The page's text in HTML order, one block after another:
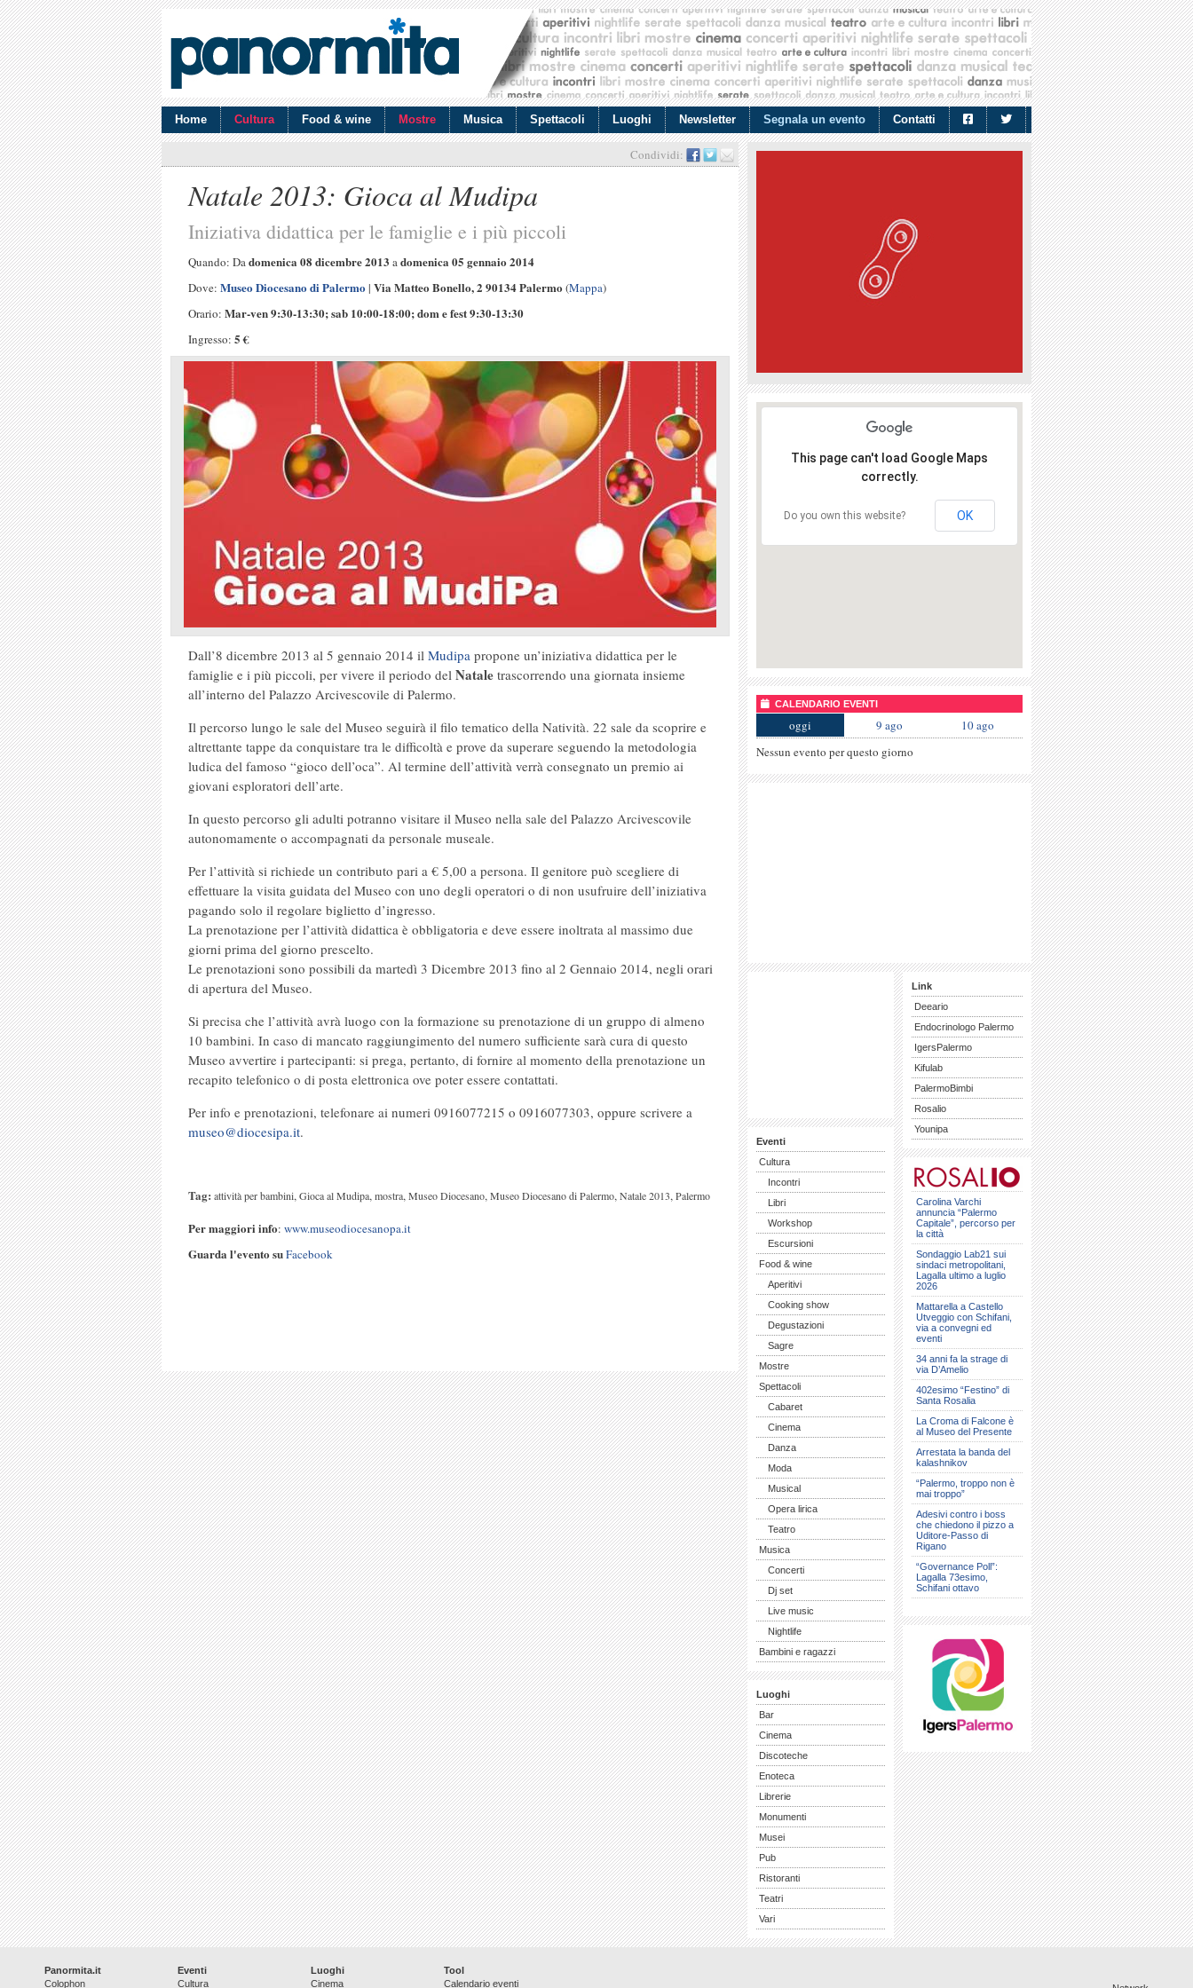
Home Cultura Food & wine Mostre Musica Spettacoli Luoghi Newsletter Segnala un evento Contatti
Condividi:
Natale 2013: Gioca al Mudipa
Iniziativa didattica per le famiglie e i più piccoli
Quando: Dadomenica 08 dicembre 2013 adomenica 05 gennaio 2014
Dove: Museo Diocesano di Palermo | Via Matteo Bonello, 2 90134 Palermo (Mappa)
Orario: Mar-ven 9:30-13:30; sab 10:00-18:00; dom e fest 9:30-13:30
Ingresso: 5 €
Dall’8 dicembre 2013 al 5 gennaio 2014 il Mudipa propone un’iniziativa didattica per le
famiglie e i più piccoli, per vivere il periodo del Natale trascorrendo una giornata insieme
all’interno del Palazzo Arcivescovile di Palermo.
Il percorso lungo le sale del Museo seguirà il filo tematico della Natività. 22 sale da scoprire e
altrettante tappe da conquistare tra le difficoltà e prove da superare seguendo la metodologia
ludica del famoso “gioco dell’oca”. Al termine dell’attività verrà consegnato un premio ai
giovani esploratori dell’arte.
In questo percorso gli adulti potranno visitare il Museo nella sale del Palazzo Arcivescovile
autonomamente o accompagnati da personale museale.
Per l’attività si richiede un contributo pari a € 5,00 a persona. Il genitore può scegliere di
effettuare la visita guidata del Museo con uno degli operatori o di non usufruire dell’iniziativa
pagando solo il regolare biglietto d’ingresso.
La prenotazione per l’attività didattica è obbligatoria e deve essere inoltrata al massimo due
giorni prima del giorno prescelto.
Le prenotazioni sono possibili da martedì 3 Dicembre 2013 fino al 2 Gennaio 2014, negli orari
di apertura del Museo.
Si precisa che l’attività avrà luogo con la formazione su prenotazione di un gruppo di almeno
10 bambini. In caso di mancato raggiungimento del numero sufficiente sarà cura di questo
Museo avvertire i partecipanti: si prega, pertanto, di fornire al momento della prenotazione un
recapito telefonico o di posta elettronica ove poter essere contattati.
Per info e prenotazioni, telefonare ai numeri 0916077215 o 0916077303, oppure scrivere a
museo@diocesipa.it.
Tag: attività per bambini,Gioca al Mudipa,mostra,Museo Diocesano,Museo Diocesano di Palermo,Natale 2013,Palermo
Per maggiori info: www.museodiocesanopa.it
Guarda l'evento suFacebook
This page can't load Google Maps
correctly.
Do you own this website? OK
CALENDARIO EVENTI
oggi 9 ago
10 ago
Nessun evento per questo giorno
Eventi
Cultura
Incontri
Libri
Workshop
Escursioni
Food & wine
Aperitivi
Cooking show
Degustazioni
Sagre
Mostre
Spettacoli
Cabaret
Cinema
Danza
Moda
Musical
Opera lirica
Teatro
Musica
Concerti
Dj set
Live music
Nightlife
Bambini e ragazzi
Luoghi
Bar
Cinema
Discoteche
Enoteca
Librerie
Monumenti
Musei
Pub
Ristoranti
Teatri
Vari
Link
Deeario
Endocrinologo Palermo
IgersPalermo
Kifulab
PalermoBimbi
Rosalio
Younipa
Carolina Varchi
annuncia “Palermo
Capitale”, percorso per
la città
Sondaggio Lab21 sui
sindaci metropolitani,
Lagalla ultimo a luglio
2026
Mattarella a Castello
Utveggio con Schifani,
via a convegni ed
eventi
34 anni fa la strage di
via D’Amelio
402esimo “Festino” di
Santa Rosalia
La Croma di Falcone è
al Museo del Presente
Arrestata la banda del
kalashnikov
“Palermo, troppo non è
mai troppo”
Adesivi contro i boss
che chiedono il pizzo a
Uditore-Passo di
Rigano
“Governance Poll”:
Lagalla 73esimo,
Schifani ottavo
Panormita.it
Colophon
Eventi
Cultura
Luoghi
Cinema
Tool
Calendario eventi